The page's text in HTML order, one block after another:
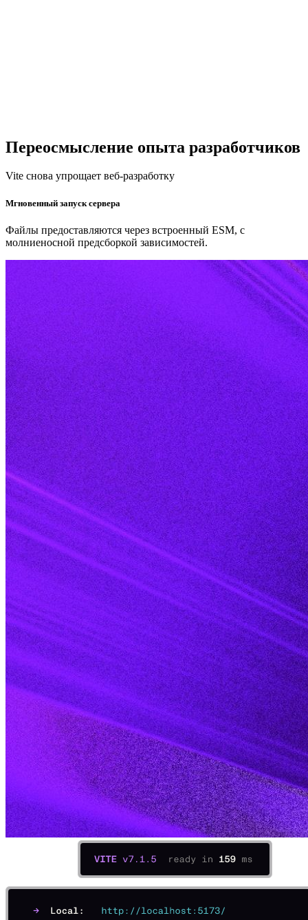
Переосмысление опыта разработчиков
Vite снова упрощает веб-разработку
Мгновенный запуск сервера
Файлы предоставляются через встроенный ESM, с
молниеносной предсборкой зависимостей.